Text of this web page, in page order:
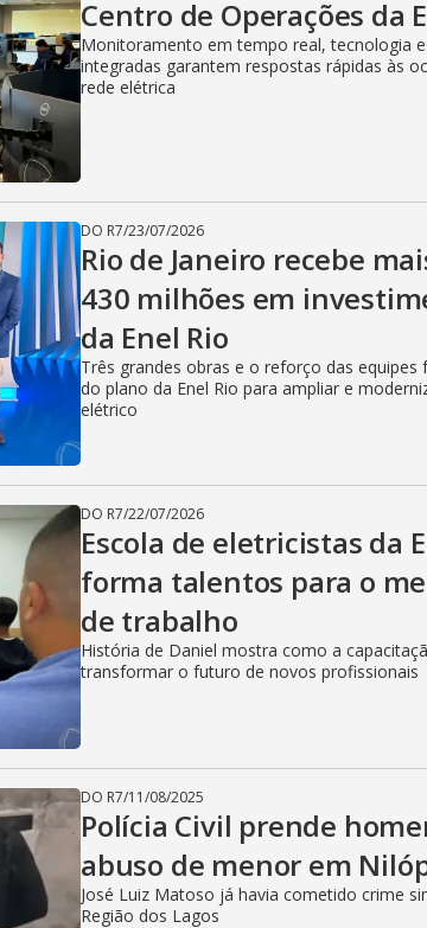
i
d
e
o
Centro de Operações da
Monitoramento em tempo real, tecnologia e
integradas garantem respostas rápidas às
rede elétrica
DO R7/23/07/2026
Rio de Janeiro recebe
430 milhões em
da Enel Rio
Três grandes obras e o reforço das equipes
do plano da Enel Rio para ampliar e
elétrico
DO R7/22/07/2026
Escola de eletricistas da
forma talentos para o
de trabalho
História de Daniel mostra como a
transformar o futuro de novos profissionais
DO R7/11/08/2025
Polícia Civil prende
abuso de menor em
José Luiz Matoso já havia cometido crime
Região dos Lagos